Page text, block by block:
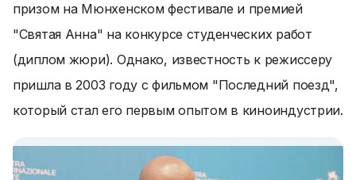
призом на Мюнхенском фестивале и премией
"Святая Анна" на конкурсе студенческих работ
(диплом жюри). Однако, известность к режиссеру
пришла в 2003 году с фильмом "Последний поезд",
который стал его первым опытом в киноиндустрии.